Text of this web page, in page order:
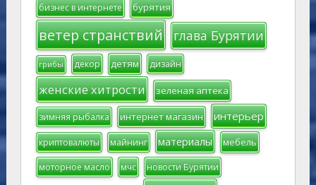
бизнес в интернете бурятия
ветер странствий глава Бурятии
грибы декор детям дизайн
женские хитрости зеленая аптека
зимняя рыбалка интернет магазин интерьер
криптовалюты майнинг материалы мебель
моторное масло мчс новости Бурятии